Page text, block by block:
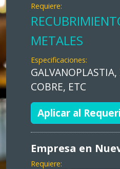
Requiere:
METALES
Especificaciones:
COBRE, ETC
Aplicar al
Empresa en
Requiere: